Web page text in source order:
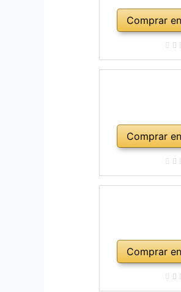
Comprar
Comprar
Comprar